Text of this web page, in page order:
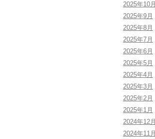
2025年10月
2025年9月
2025年8月
2025年7月
2025年6月
2025年5月
2025年4月
2025年3月
2025年2月
2025年1月
2024年12月
2024年11月